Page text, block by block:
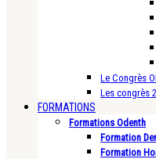
Le Congrès
Les congrès
FORMATIONS
Formations Odenth
Formation
Formation